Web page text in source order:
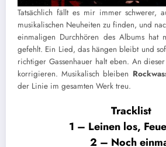
Tatsächlich fällt es mir immer schwerer,
musikalischen Neuheiten zu finden, und
einmaligen Durchhören des Albums hat
gefehlt. Ein Lied, das hängen bleibt und
richtiger Gassenhauer halt eben. An
korrigieren. Musikalisch bleiben
der Linie im gesamten Werk treu.
Tracklist
1 – Leinen los,
2 – Noch